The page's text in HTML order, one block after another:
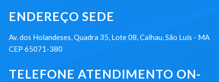
ENDEREÇO SEDE
Av. dos Holandeses, Quadra 35, Lote 08, Calhau, São Luís - MA
CEP 65071-380
TELEFONE ATENDIMENTO ON-